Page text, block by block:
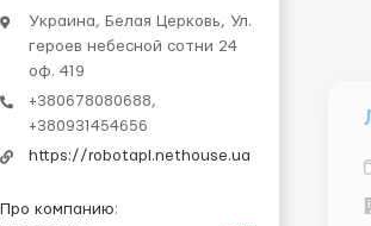
Украина, Белая Церковь, Ул.
героев небесной сотни 24
оф. 419
+380678080688,
+380931454656
https://robotapl.nethouse.ua
Про компанию: